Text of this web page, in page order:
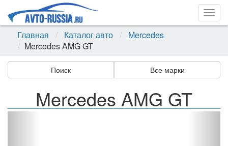
Главная
Каталог авто
Mercedes
Mercedes AMG GT
Поиск Все марки
Mercedes AMG GT